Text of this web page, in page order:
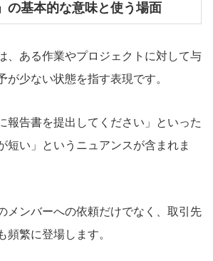
の基本的な意味と使う場面
、ある作業やプロジェクトに対して与
が少ない状態を指す表現です。
報告書を提出してください」といった
短い」というニュアンスが含まれま
メンバーへの依頼だけでなく、取引先
頻繁に登場します。